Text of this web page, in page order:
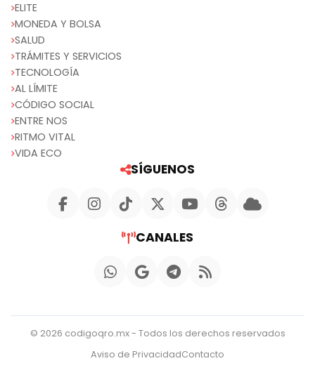
ELITE
MONEDA Y BOLSA
SALUD
TRÁMITES Y SERVICIOS
TECNOLOGÍA
AL LÍMITE
CÓDIGO SOCIAL
ENTRE NOS
RITMO VITAL
VIDA ECO
SÍGUENOS
CANALES
© 2026 codigoqro.mx - Todos los derechos reservados
Aviso de PrivacidadContacto